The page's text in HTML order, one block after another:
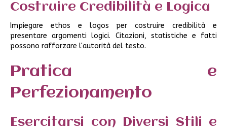
Costruire Credibilità e Logica
Impiegare ethos e logos per costruire credibilità e
presentare argomenti logici. Citazioni, statistiche e fatti
possono rafforzare l'autorità del testo.
Pratica e
Perfezionamento
Esercitarsi con Diversi Stili e